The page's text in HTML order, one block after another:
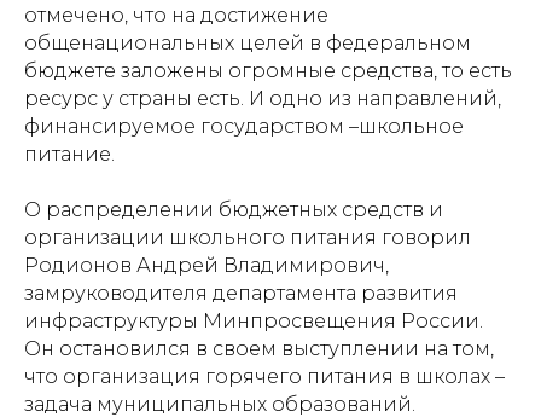
отмечено, что на достижение
общенациональных целей в федеральном
бюджете заложены огромные средства, то есть
ресурс у страны есть. И одно из направлений,
финансируемое государством –школьное
питание.
О распределении бюджетных средств и
организации школьного питания говорил
Родионов Андрей Владимирович,
замруководителя департамента развития
инфраструктуры Минпросвещения России.
Он остановился в своем выступлении на том,
что организация горячего питания в школах –
задача муниципальных образований.